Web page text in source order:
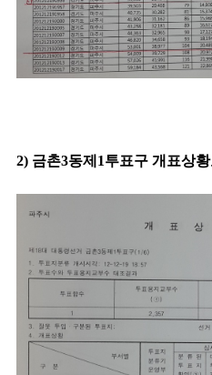
2) 금촌3동제1투표구 개표상